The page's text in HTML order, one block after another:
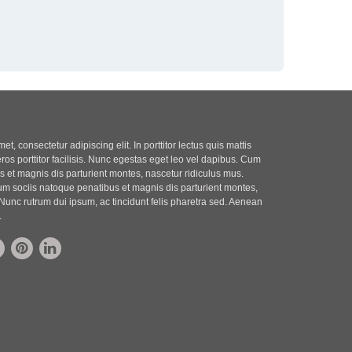
consectetur adipiscing elit. In porttitor lectus quis mattis
porttitor facilisis. Nunc egestas eget leo vel dapibus. Cum
et magnis dis parturient montes, nascetur ridiculus mus.
sociis natoque penatibus et magnis dis parturient montes,
rutrum dui ipsum, ac tincidunt felis pharetra sed. Aenean